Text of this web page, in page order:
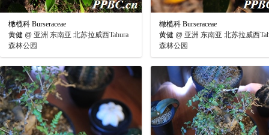
橄榄科 Burseraceae
黄健 @ 亚洲 东南亚 北苏拉威西
森林公园
橄榄科 Burseraceae
黄健 @ 亚洲 东南亚 北苏拉威西Tahura
森林公园